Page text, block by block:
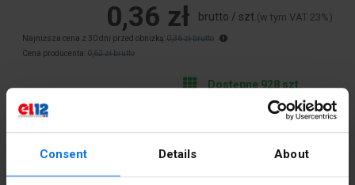
Consent Details About
0,36 zł brutto / szt. (w tym VAT 23%)
Najniższa cena z 30 dni przed obniżką: 0,36 zł brutto
Cena producenta: 0,62 zł brutto
Dostępne 928 szt.
Ilość szt. (wielokrotność: